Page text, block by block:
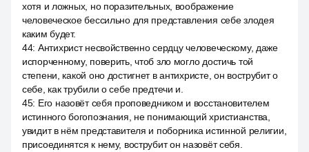
хотя и ложных, но поразительных, воображение
человеческое бессильно для представления себе злодея
каким будет.
44: Антихрист несвойственно сердцу человеческому, даже
испорченному, поверить, чтоб зло могло достичь той
степени, какой оно достигнет в антихристе, он вострубит о
себе, как трубили о себе предтечи и.
45: Его назовёт себя проповедником и восстановителем
истинного богопознания, не понимающий христианства,
увидит в нём представителя и поборника истинной религии,
присоединятся к нему, вострубит он назовёт себя.